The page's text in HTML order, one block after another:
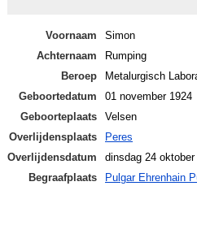
Voornaam
Simon
Achternaam
Rumping
Beroep
Metalurgisch
Geboortedatum
01 november 1924
Geboorteplaats
Velsen
Overlijdensplaats
Peres
Overlijdensdatum
dinsdag 24 oktober
Begraafplaats
Pulgar Ehrenhain